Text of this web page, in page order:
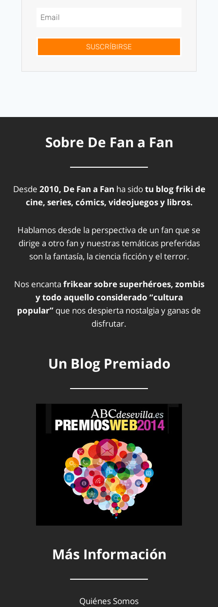
SUSCRÍBIRSE
Sobre De Fan a Fan
Desde 2010, De Fan a Fan ha sidotu blog friki de
cine, series, cómics, videojuegos y libros.
Hablamos desde la perspectiva de un fan que se
dirige a otro fan y nuestras temáticas preferidas
son la fantasía, la ciencia ficción y el terror.
Nos encanta frikear sobre superhéroes, zombis
y todo aquello considerado “cultura
popular” que nos despierta nostalgia y ganas de
disfrutar.
Un Blog Premiado
Más Información
Quiénes Somos